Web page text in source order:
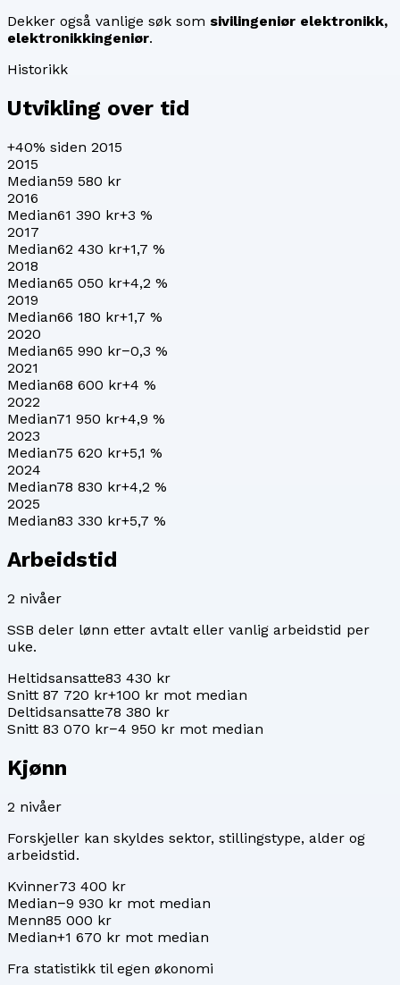
Dekker også vanlige søk som sivilingeniør elektronikk,
elektronikkingeniør.
Historikk
Utvikling over tid
+40% siden 2015
2015
Median59 580 kr
2016
Median61 390 kr+3 %
2017
Median62 430 kr+1,7 %
2018
Median65 050 kr+4,2 %
2019
Median66 180 kr+1,7 %
2020
Median65 990 kr−0,3 %
2021
Median68 600 kr+4 %
2022
Median71 950 kr+4,9 %
2023
Median75 620 kr+5,1 %
2024
Median78 830 kr+4,2 %
2025
Median83 330 kr+5,7 %
Arbeidstid
2 nivåer
SSB deler lønn etter avtalt eller vanlig arbeidstid per
uke.
Heltidsansatte83 430 kr
Snitt 87 720 kr+100 kr mot median
Deltidsansatte78 380 kr
Snitt 83 070 kr−4 950 kr mot median
Kjønn
2 nivåer
Forskjeller kan skyldes sektor, stillingstype, alder og
arbeidstid.
Kvinner73 400 kr
Median−9 930 kr mot median
Menn85 000 kr
Median+1 670 kr mot median
Fra statistikk til egen økonomi